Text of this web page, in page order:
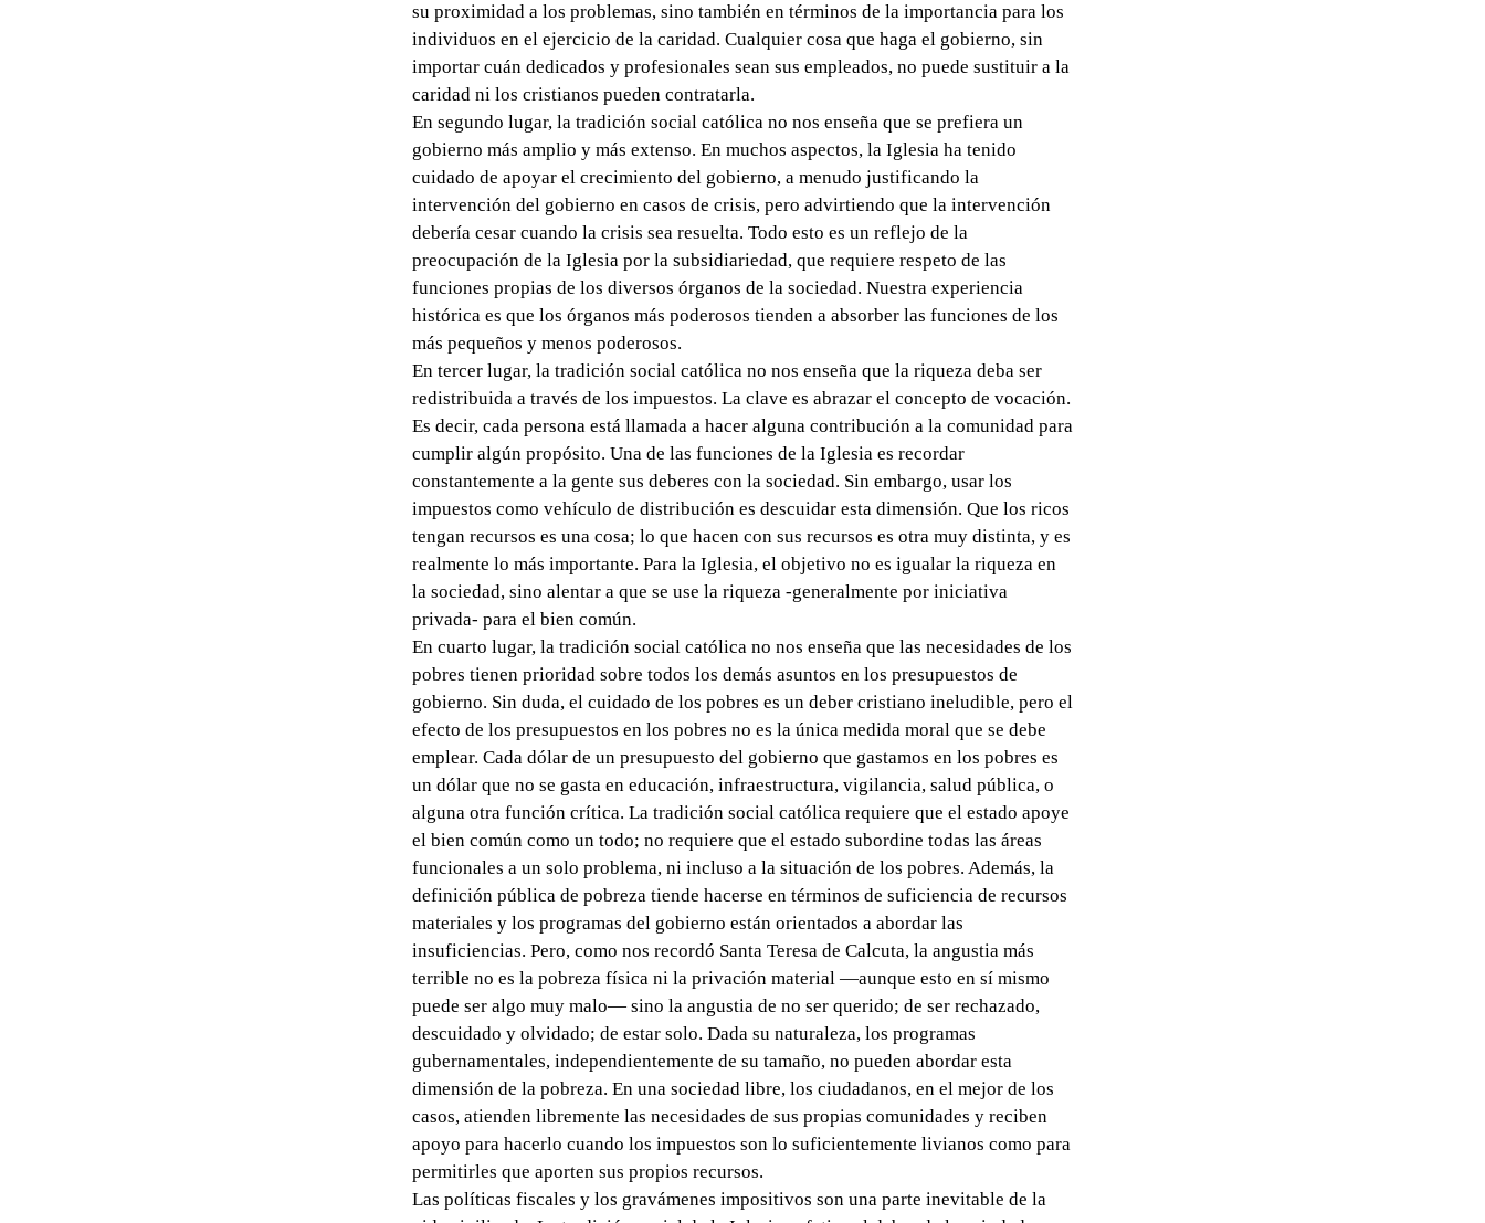
su proximidad a los problemas, sino también en términos de la importancia para los
individuos en el ejercicio de la caridad. Cualquier cosa que haga el gobierno, sin
importar cuán dedicados y profesionales sean sus empleados, no puede sustituir a la
caridad ni los cristianos pueden contratarla.
En segundo lugar, la tradición social católica no nos enseña que se prefiera un
gobierno más amplio y más extenso. En muchos aspectos, la Iglesia ha tenido
cuidado de apoyar el crecimiento del gobierno, a menudo justificando la
intervención del gobierno en casos de crisis, pero advirtiendo que la intervención
debería cesar cuando la crisis sea resuelta. Todo esto es un reflejo de la
preocupación de la Iglesia por la subsidiariedad, que requiere respeto de las
funciones propias de los diversos órganos de la sociedad. Nuestra experiencia
histórica es que los órganos más poderosos tienden a absorber las funciones de los
más pequeños y menos poderosos.
En tercer lugar, la tradición social católica no nos enseña que la riqueza deba ser
redistribuida a través de los impuestos. La clave es abrazar el concepto de vocación.
Es decir, cada persona está llamada a hacer alguna contribución a la comunidad para
cumplir algún propósito. Una de las funciones de la Iglesia es recordar
constantemente a la gente sus deberes con la sociedad. Sin embargo, usar los
impuestos como vehículo de distribución es descuidar esta dimensión. Que los ricos
tengan recursos es una cosa; lo que hacen con sus recursos es otra muy distinta, y es
realmente lo más importante. Para la Iglesia, el objetivo no es igualar la riqueza en
la sociedad, sino alentar a que se use la riqueza -generalmente por iniciativa
privada- para el bien común.
En cuarto lugar, la tradición social católica no nos enseña que las necesidades de los
pobres tienen prioridad sobre todos los demás asuntos en los presupuestos de
gobierno. Sin duda, el cuidado de los pobres es un deber cristiano ineludible, pero el
efecto de los presupuestos en los pobres no es la única medida moral que se debe
emplear. Cada dólar de un presupuesto del gobierno que gastamos en los pobres es
un dólar que no se gasta en educación, infraestructura, vigilancia, salud pública, o
alguna otra función crítica. La tradición social católica requiere que el estado apoye
el bien común como un todo; no requiere que el estado subordine todas las áreas
funcionales a un solo problema, ni incluso a la situación de los pobres. Además, la
definición pública de pobreza tiende hacerse en términos de suficiencia de recursos
materiales y los programas del gobierno están orientados a abordar las
insuficiencias. Pero, como nos recordó Santa Teresa de Calcuta, la angustia más
terrible no es la pobreza física ni la privación material —aunque esto en sí mismo
puede ser algo muy malo— sino la angustia de no ser querido; de ser rechazado,
descuidado y olvidado; de estar solo. Dada su naturaleza, los programas
gubernamentales, independientemente de su tamaño, no pueden abordar esta
dimensión de la pobreza. En una sociedad libre, los ciudadanos, en el mejor de los
casos, atienden libremente las necesidades de sus propias comunidades y reciben
apoyo para hacerlo cuando los impuestos son lo suficientemente livianos como para
permitirles que aporten sus propios recursos.
Las políticas fiscales y los gravámenes impositivos son una parte inevitable de la